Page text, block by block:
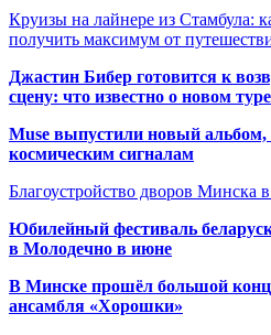
Круизы на лайнере из Стамбула:
получить максимум от
Джастин Бибер готовится к
сцену: что известно о новом туре
Muse выпустили новый
космическим сигналам
Благоустройство дворов Минска
Юбилейный фестиваль
в Молодечно в июне
В Минске прошёл большой
ансамбля «Хорошки»